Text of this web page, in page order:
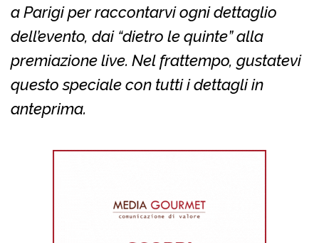
a Parigi per raccontarvi ogni dettaglio
dell’evento, dai “dietro le quinte” alla
premiazione live. Nel frattempo, gustatevi
questo speciale con tutti i dettagli in
anteprima.